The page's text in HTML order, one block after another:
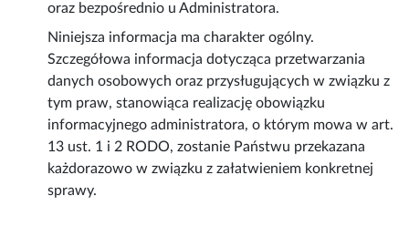
oraz bezpośrednio u Administratora.
Niniejsza informacja ma charakter ogólny.
Szczegółowa informacja dotycząca przetwarzania
danych osobowych oraz przysługujących w związku z
tym praw, stanowiąca realizację obowiązku
informacyjnego administratora, o którym mowa w art.
13 ust. 1 i 2 RODO, zostanie Państwu przekazana
każdorazowo w związku z załatwieniem konkretnej
sprawy.